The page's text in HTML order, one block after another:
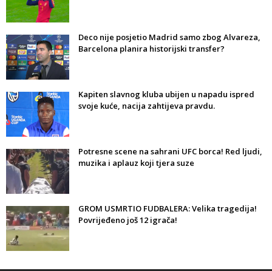
Deco nije posjetio Madrid samo zbog Alvareza,
Barcelona planira historijski transfer?
Kapiten slavnog kluba ubijen u napadu ispred
svoje kuće, nacija zahtijeva pravdu.
Potresne scene na sahrani UFC borca! Red ljudi,
muzika i aplauz koji tjera suze
GROM USMRTIO FUDBALERA: Velika tragedija!
Povrijeđeno još 12 igrača!